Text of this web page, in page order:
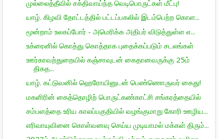
முல்லைத்தீவில் சக்திவாய்ந்த வெடிபொருட்கள் மீட்பு!
யாழ். கிழவி தோட்டத்தில் பட்டப்பகலில் இடம்பெற்ற கொள...
மூன்றாம் உலகப்போர் - அமெரிக்க அதிபர் விடுத்துள்ள எ...
உக்ரைனில் கொத்து கொத்தாக புதைக்கப்படும் சடலங்கள்
ஊர்காவற்துறையில் கஞ்சாவுடன் கைதானவருக்கு 25ம்
திகத...
யாழ். கட்டுவனில் ஹெரோயினுடன் பெண்ணொருவர் கைது!
மகளிரின் கைத்தொழிற் பொருட்கண்காட்சி சங்கரத்தையில்
சம்பளத்தை உரிய காலப்பகுதியில் வழங்குமாறு கோரி ஊழிய...
எரிவாயுவினை கொள்வனவு செய்ய முடியாமல் மக்கள் திரும்...